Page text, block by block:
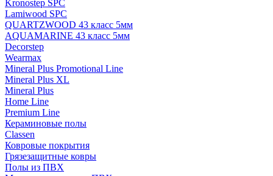
Kronostep SPC
Lamiwood SPC
QUARTZWOOD 43 класс 5мм
AQUAMARINE 43 класс 5мм
Decorstep
Wearmax
Mineral Plus Promotional Line
Mineral Plus XL
Mineral Plus
Home Line
Premium Line
Кераминовые полы
Classen
Ковровые покрытия
Грязезащитные ковры
Полы из ПВХ